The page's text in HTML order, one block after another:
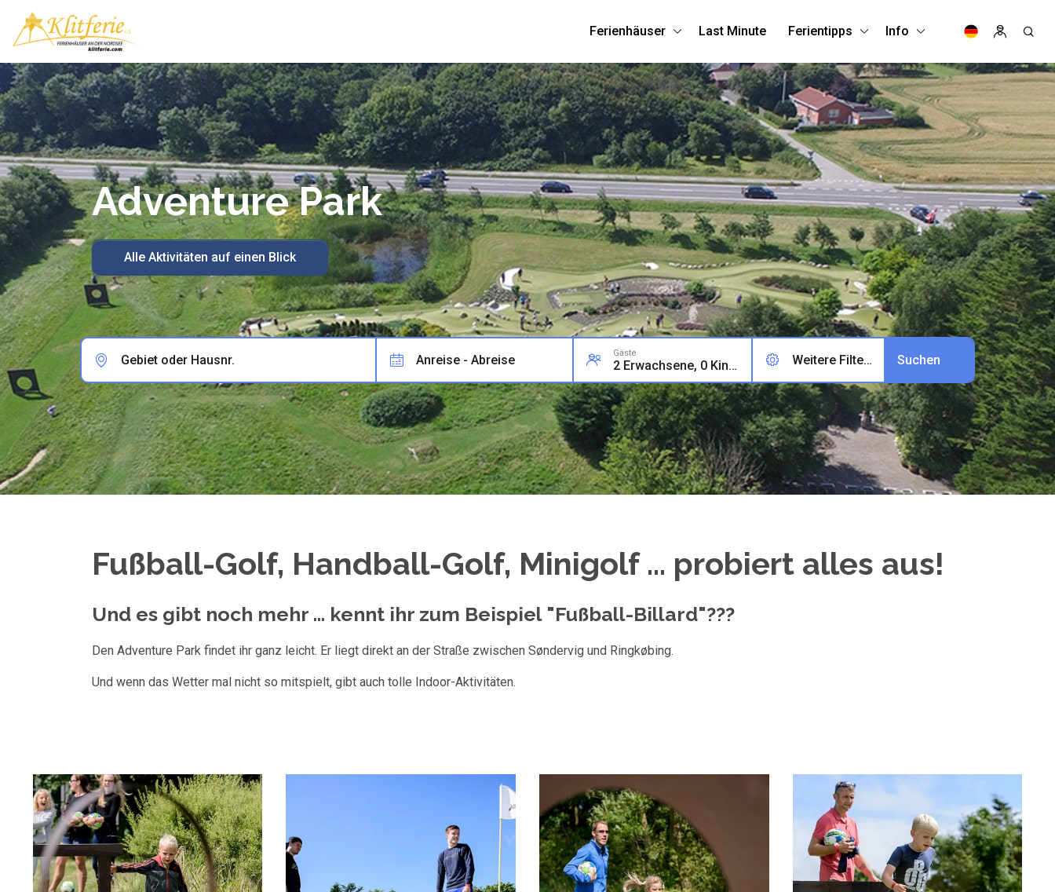
Ferienhäuser Last Minute Ferientipps Info
Adventure Park
Alle Aktivitäten auf einen Blick
Gebiet oder Hausnr. Anreise - Abreise Gäste
2 Erwachsene, 0 Kinder, 0 Haustiere Weitere Filter (0)
Fußball-Golf, Handball-Golf, Minigolf ... probiert alles aus!
Und es gibt noch mehr ... kennt ihr zum Beispiel "Fußball-Billard"???
Den Adventure Park findet ihr ganz leicht. Er liegt direkt an der Straße zwischen Søndervig und Ringkøbing.
Und wenn das Wetter mal nicht so mitspielt, gibt auch tolle Indoor-Aktivitäten.